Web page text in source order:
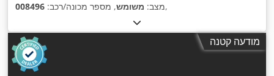
מצב: משומש, מספר מכונה/רכב: 008496 ,
מודעה קטנה